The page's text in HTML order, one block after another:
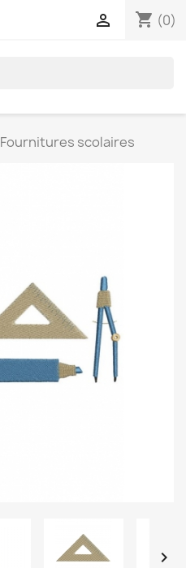
shopping_cart (0)

Fournitures scolaires
